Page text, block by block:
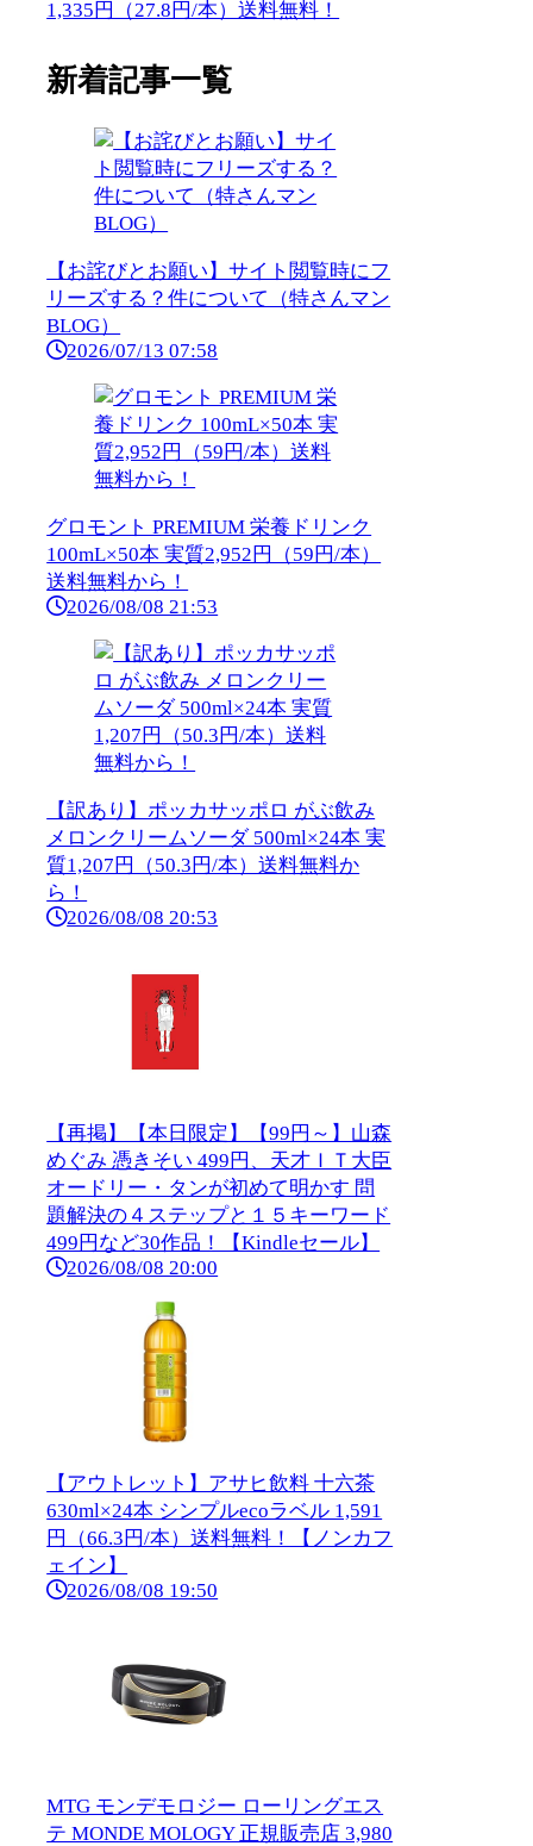
1,335円（27.8円/本）送料無料！
新着記事一覧
【お詫びとお願い】サイト閲覧時にフ
リーズする？件について（特さんマン
BLOG）
2026/07/13 07:58
グロモント PREMIUM 栄養ドリンク
100mL×50本 実質2,952円（59円/本）
送料無料から！
2026/08/08 21:53
【訳あり】ポッカサッポロ がぶ飲み
メロンクリームソーダ 500ml×24本 実
質1,207円（50.3円/本）送料無料か
ら！
2026/08/08 20:53
【再掲】【本日限定】【99円～】山森
めぐみ 憑きそい 499円、天才ＩＴ大臣
オードリー・タンが初めて明かす 問
題解決の４ステップと１５キーワード
499円など30作品！【Kindleセール】
2026/08/08 20:00
【アウトレット】アサヒ飲料 十六茶
630ml×24本 シンプルecoラベル 1,591
円（66.3円/本）送料無料！【ノンカフ
ェイン】
2026/08/08 19:50
MTG モンデモロジー ローリングエス
テ MONDE MOLOGY 正規販売店 3,980